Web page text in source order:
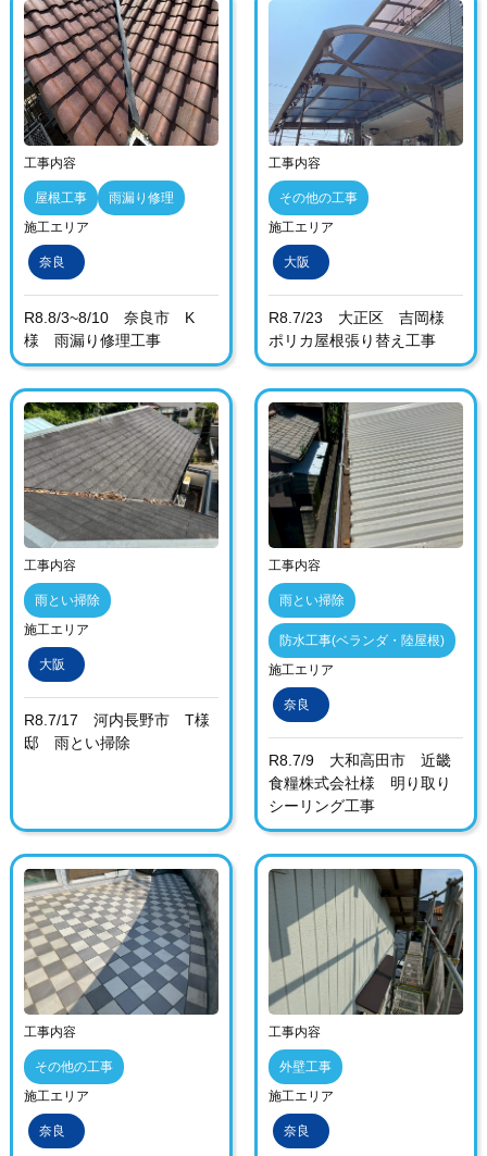
工事内容
屋根工事
雨漏り修理
施工エリア
奈良
R8.8/3~8/10 奈良市 K
様 雨漏り修理工事
工事内容
その他の工事
施工エリア
大阪
R8.7/23 大正区 吉岡様
ポリカ屋根張り替え工事
工事内容
雨とい掃除
施工エリア
大阪
R8.7/17 河内長野市 T様
邸 雨とい掃除
工事内容
雨とい掃除
防水工事(ベランダ・陸屋根)
施工エリア
奈良
R8.7/9 大和高田市 近畿
食糧株式会社様 明り取り
シーリング工事
工事内容
その他の工事
施工エリア
奈良
工事内容
外壁工事
施工エリア
奈良